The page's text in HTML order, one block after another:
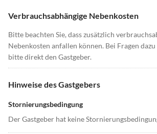
Verbrauchsabhängige Nebenkosten
Bitte beachten Sie, dass zusätzlich
Nebenkosten anfallen können. Bei Fragen
bitte direkt den Gastgeber.
Hinweise des Gastgebers
Stornierungsbedingung
Der Gastgeber hat keine